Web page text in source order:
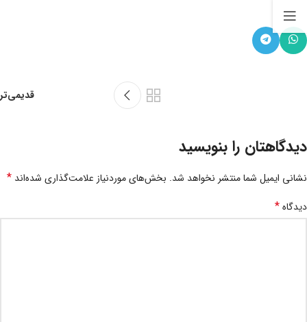
قدیمی‌تر
دیدگاهتان را بنویسید
نشانی ایمیل شما منتشر نخواهد شد. بخش‌های موردنیاز علامت‌گذاری شده‌اند *
دیدگاه*